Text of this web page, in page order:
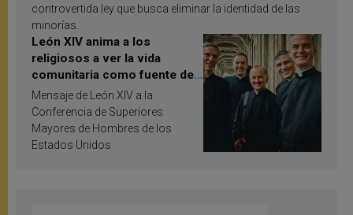
controvertida ley que busca eliminar la identidad de las
minorías.
León XIV anima a los
religiosos a ver la vida
comunitaria como fuente de
inspiración y santificación
Mensaje de León XIV a la
Conferencia de Superiores
Mayores de Hombres de los
Estados Unidos